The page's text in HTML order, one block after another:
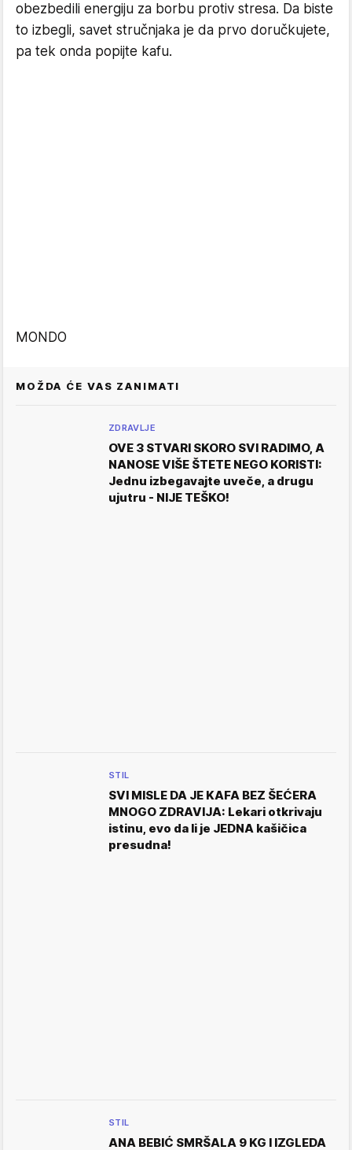
obezbedili energiju za borbu protiv stresa. Da biste
to izbegli, savet stručnjaka je da prvo doručkujete,
pa tek onda popijte kafu.
MONDO
MOŽDA ĆE VAS ZANIMATI
ZDRAVLJE
OVE 3 STVARI SKORO SVI RADIMO, A
NANOSE VIŠE ŠTETE NEGO KORISTI:
Jednu izbegavajte uveče, a drugu
ujutru - NIJE TEŠKO!
STIL
SVI MISLE DA JE KAFA BEZ ŠEĆERA
MNOGO ZDRAVIJA: Lekari otkrivaju
istinu, evo da li je JEDNA kašičica
presudna!
STIL
ANA BEBIĆ SMRŠALA 9 KG I IZGLEDA